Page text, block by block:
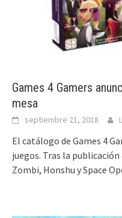
Games 4 Gamers
mesa
septiembre 21, 2018
El catálogo de Games 4
juegos. Tras la
Zombi, Honshu y Space